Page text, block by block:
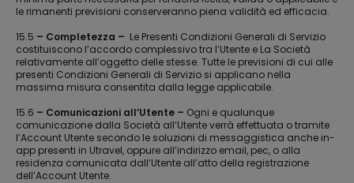
le rimanenti previsioni conserveranno piena validità ed efficacia.
15.5 – Completezza – Le Presenti Condizioni Generali di Servizio
costituiscono l’accordo complessivo tra l’Utente e La Società
relativamente all’oggetto delle stesse. Tutte le previsioni di cui alle
presenti Condizioni Generali di Servizio si applicano nella
massima misura consentita dalla legge applicabile.
15.6 – Comunicazioni all’Utente – Ogni e qualunque
comunicazione dalla Società all’Utente verrà effettuata o tramite
l’Account Utente secondo le soluzioni di messaggistica anche in-
app presenti in Utravel, oppure all’indirizzo email, pec, o alla
residenza comunicata dall’Utente all’atto della registrazione
dell’Account Utente.